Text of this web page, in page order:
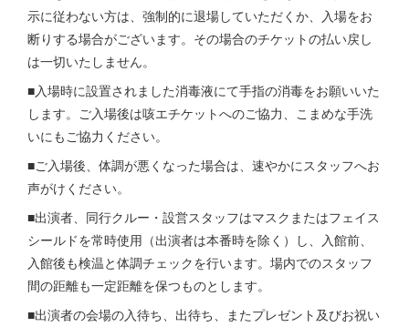
示に従わない方は、強制的に退場していただくか、入場をお
断りする場合がございます。その場合のチケットの払い戻し
は一切いたしません。
■⼊場時に設置されました消毒液にて⼿指の消毒をお願いいた
します。ご⼊場後は咳エチケットへのご協⼒、こまめな⼿洗
いにもご協⼒ください。
■ご⼊場後、体調が悪くなった場合は、速やかにスタッフへお
声がけください。
■出演者、同⾏クルー・設営スタッフはマスクまたはフェイス
シールドを常時使⽤（出演者は本番時を除く）し、⼊館前、
⼊館後も検温と体調チェックを⾏います。場内でのスタッフ
間の距離も⼀定距離を保つものとします。
■出演者の会場の⼊待ち、出待ち、またプレゼント及びお祝い